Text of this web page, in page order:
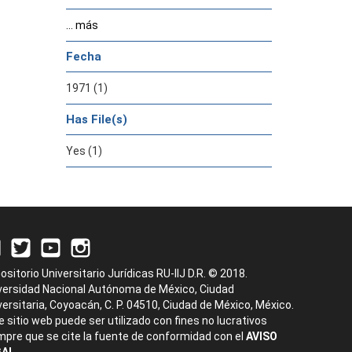
... más
Fecha
1971 (1)
Has File(s)
Yes (1)
Universitario Jurídicas RU-IIJ D.R. © 2018.
Nacional Autónoma de México, Ciudad
Coyoacán, C. P. 04510, Ciudad de México, México.
sitio web puede ser utilizado con fines no lucrativos
que se cite la fuente de conformidad con el AVISO